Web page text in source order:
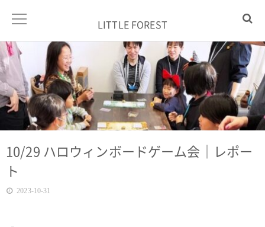
LITTLE FOREST
10/29 ハロウィンボードゲーム会｜レポー
ト
2023-10-31